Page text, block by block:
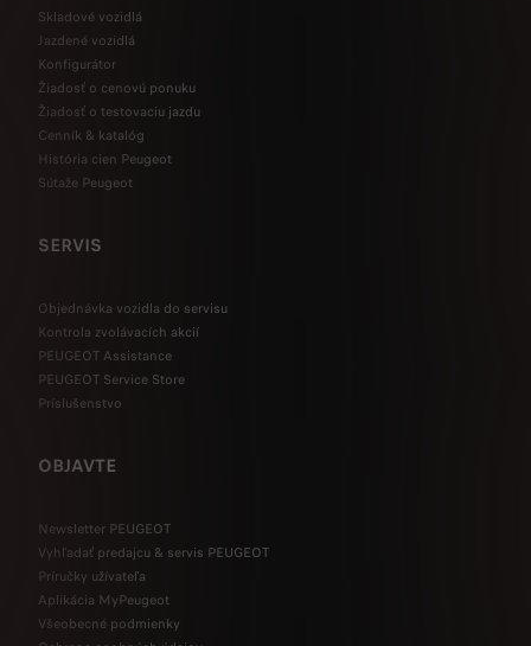
Skladové vozidlá
Jazdené vozidlá
Konfigurátor
Žiadosť o cenovú ponuku
Žiadosť o testovaciu jazdu
Cenník & katalóg
História cien Peugeot
Sútaže Peugeot
SERVIS
Objednávka vozidla do servisu
Kontrola zvolávacích akcií
PEUGEOT Assistance
PEUGEOT Service Store
Príslušenstvo
OBJAVTE
Newsletter PEUGEOT
Vyhľadať predajcu & servis PEUGEOT
Príručky užívateľa
Aplikácia MyPeugeot
Všeobecné podmienky